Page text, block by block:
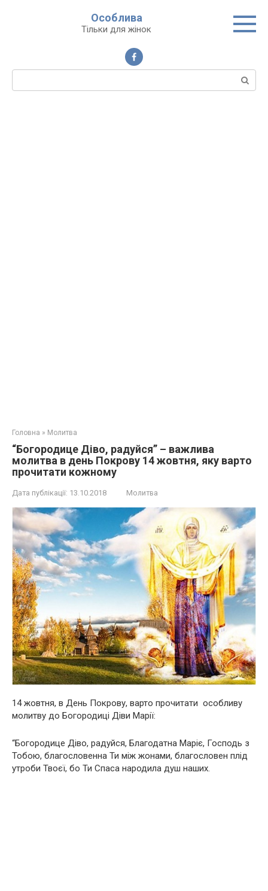
Особлива
Тільки для жінок
Пошук:
Головна » Молитва
“Богородице Діво, радуйся” – важлива
молитва в день Покрову 14 жовтня, яку варто
прочитати кожному
Дата публікації: 13.10.2018 Молитва
14 жовтня, в День Покрову, варто прочитати особливу
молитву до Богородиці Діви Марії:
“Богородице Діво, радуйся, Благодатна Маріє, Господь з
Тобою, благословенна Ти між жонами, благословен плід
утроби Твоєї, бо Ти Спаса народила душ наших.